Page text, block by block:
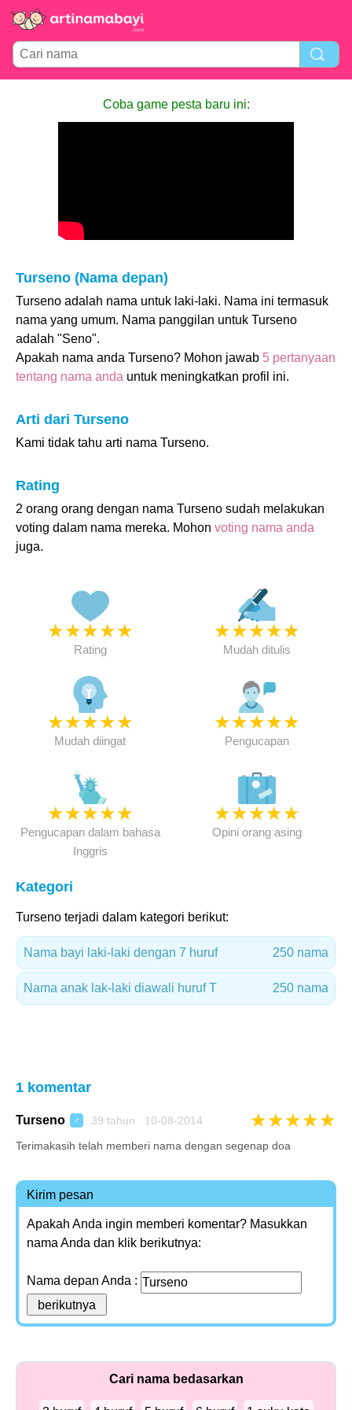
Coba game pesta baru ini:
Turseno (Nama depan)
Turseno adalah nama untuk laki-laki. Nama ini termasuk
nama yang umum. Nama panggilan untuk Turseno
adalah "Seno".
Apakah nama anda Turseno? Mohon jawab 5 pertanyaan
tentang nama anda untuk meningkatkan profil ini.
Arti dari Turseno
Kami tidak tahu arti nama Turseno.
Rating
2 orang orang dengan nama Turseno sudah melakukan
voting dalam nama mereka. Mohon voting nama anda
juga.
★★★★★
Rating
★★★★★
Mudah ditulis
★★★★★
Mudah diingat
★★★★★
Pengucapan
★★★★★
Pengucapan dalam bahasa
Inggris
★★★★★
Opini orang asing
Kategori
Turseno terjadi dalam kategori berikut:
Nama bayi laki-laki dengan 7 huruf 250 nama
Nama anak lak-laki diawali huruf T 250 nama
1 komentar
Turseno ♂ 39 tahun 10-08-2014 ★★★★★
Terimakasih telah memberi nama dengan segenap doa
Kirim pesan
Apakah Anda ingin memberi komentar? Masukkan
nama Anda dan klik berikutnya:
Nama depan Anda :
Cari nama bedasarkan